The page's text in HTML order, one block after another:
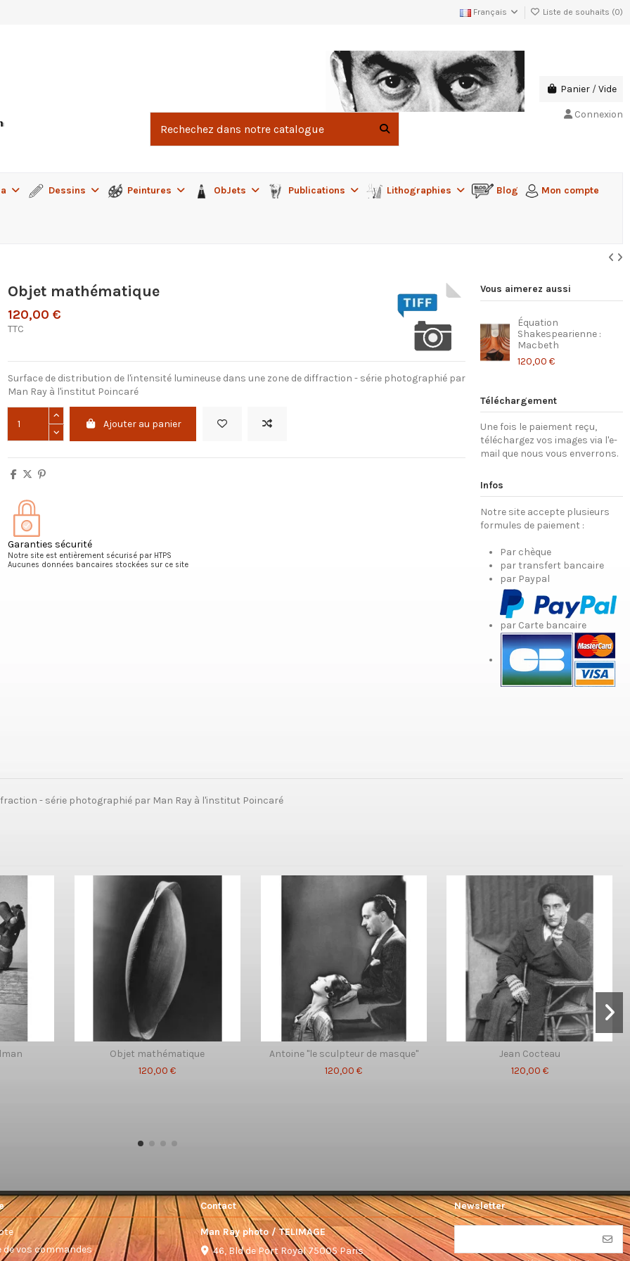
Français Liste de souhaits (0)
Panier /Vide
Connexion
Dessins Peintures ObJets Publications Lithographies Blog Mon compte
Objet mathématique
120,00 €
TTC
Surface de distribution de l'intensité lumineuse dans une zone de diffraction - série photographié par
Man Ray à l'institut Poincaré
Ajouter au panier
Garanties sécurité
Notre site est entièrement sécurisé par HTPS
Aucunes données bancaires stockées sur ce site
Vous aimerez aussi
Équation
Shakespearienne :
Macbeth
120,00 €
Téléchargement
Une fois le paiement reçu,
téléchargez vos images via l'e-
mail que nous vous enverrons.
Infos
Notre site accepte plusieurs
formules de paiement :
Par chèque
par transfert bancaire
par Paypal
par Carte bancaire
- série photographié par Man Ray à l'institut Poincaré
Objet mathématique
120,00 €
Antoine "le sculpteur de masque"
120,00 €
Jean Cocteau
120,00 €
de vos commandes
Contact
Man Ray photo / TELIMAGE
46, Bld de Port Royal 75005 Paris
Newsletter